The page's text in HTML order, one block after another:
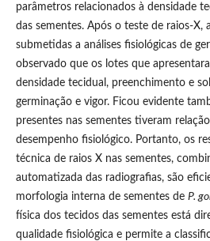
parâmetros relacionados à densidade
das sementes. Após o teste de raios-X,
submetidas a análises fisiológicas de
observado que os lotes que
densidade tecidual, preenchimento e
germinação e vigor. Ficou evidente
presentes nas sementes tiveram
desempenho fisiológico. Portanto, os
técnica de raios X nas sementes,
automatizada das radiografias, são
morfologia interna de sementes de P.
física dos tecidos das sementes está
qualidade fisiológica e permite a